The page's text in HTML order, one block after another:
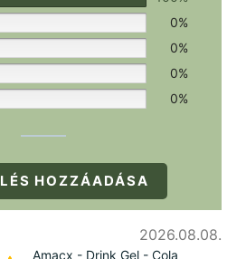
0%
0%
0%
0%
HOZZÁADÁSA
2026.08.08.
Amacx - Drink Gel - Cola